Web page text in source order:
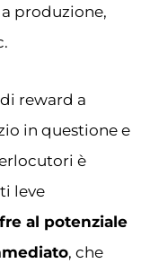
produzione,
reward a
in questione e
è
leve
al potenziale
, che